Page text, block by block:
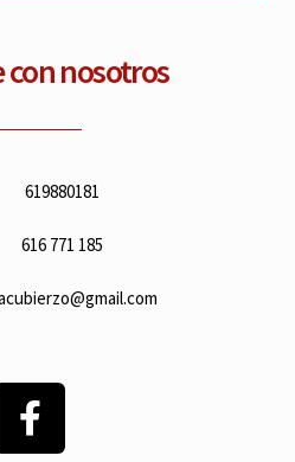
nosotros
619880181
616 771 185